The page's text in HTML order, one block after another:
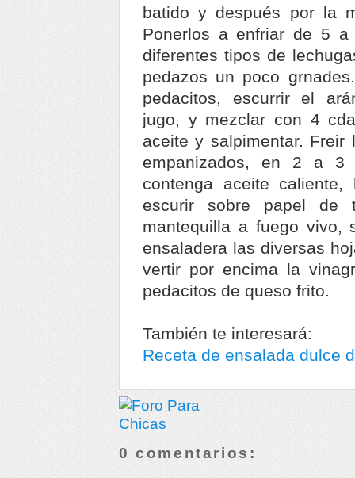
batido y después por la
Ponerlos a enfriar de 5
diferentes tipos de
pedazos un poco
pedacitos, escurrir el
jugo, y mezclar con 4
aceite y salpimentar.
empanizados, en 2 a 3
contenga aceite
escurir sobre papel de
mantequilla a fuego vivo,
ensaladera las diversas
vertir por encima la
pedacitos de queso frito.
También te interesará:
Receta de ensalada dulce
0 comentarios: